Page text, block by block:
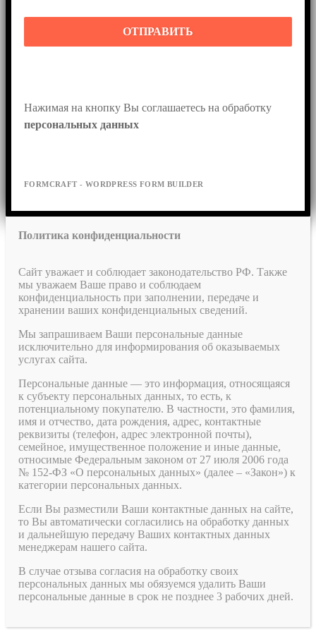
ОТПРАВИТЬ
персональных данных
FORMCRAFT - WORDPRESS FORM BUILDER
Политика конфиденциальности
Сайт уважает и соблюдает законодательство РФ. Также
мы уважаем Ваше право и соблюдаем
конфиденциальность при заполнении, передаче и
хранении ваших конфиденциальных сведений.
Мы запрашиваем Ваши персональные данные
исключительно для информирования об оказываемых
услугах сайта.
Персональные данные — это информация, относящаяся
к субъекту персональных данных, то есть, к
потенциальному покупателю. В частности, это фамилия,
имя и отчество, дата рождения, адрес, контактные
реквизиты (телефон, адрес электронной почты),
семейное, имущественное положение и иные данные,
относимые Федеральным законом от 27 июля 2006 года
№ 152-ФЗ «О персональных данных» (далее – «Закон») к
категории персональных данных.
Если Вы разместили Ваши контактные данных на сайте,
то Вы автоматически согласились на обработку данных
и дальнейшую передачу Ваших контактных данных
менеджерам нашего сайта.
В случае отзыва согласия на обработку своих
персональных данных мы обязуемся удалить Ваши
персональные данные в срок не позднее 3 рабочих дней.